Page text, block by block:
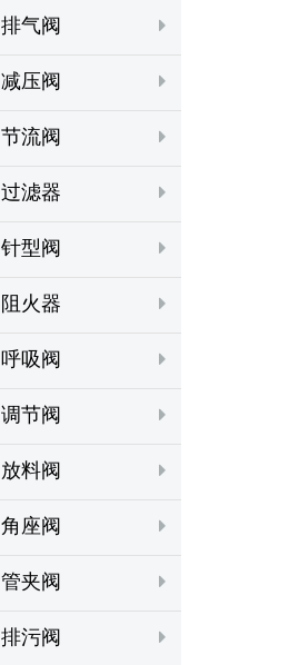
排气阀
减压阀
节流阀
过滤器
针型阀
阻火器
呼吸阀
调节阀
放料阀
角座阀
管夹阀
排污阀